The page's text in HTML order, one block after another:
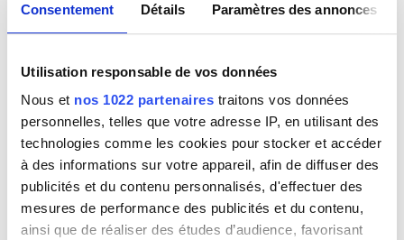
Consentement Détails Paramètres des annonces
Utilisation responsable de vos données
Nous et nos 1022 partenaires traitons vos données
personnelles, telles que votre adresse IP, en utilisant des
technologies comme les cookies pour stocker et accéder
à des informations sur votre appareil, afin de diffuser des
publicités et du contenu personnalisés, d'effectuer des
mesures de performance des publicités et du contenu,
ainsi que de réaliser des études d’audience, favorisant
Paysage avec bestiaux
Balthazar-Paul Ommeganck